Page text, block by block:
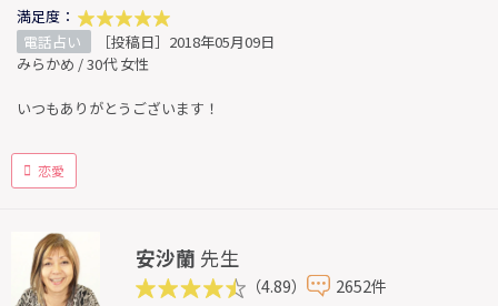
満足度：
電話占い
［投稿日］2018年05月09日
みらかめ / 30代 女性
いつもありがとうございます！
恋愛
安沙蘭 先生
（4.89） 2652件